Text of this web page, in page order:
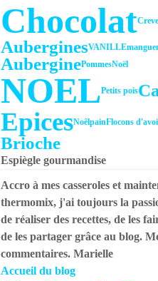
Chocolat
AuberginesVANILLEmangue
AuberginePommesNoël
NOELPetits pois
EpicesNoêlpainFlocons
Brioche
Espiègle gourmandise
Accro à mes casseroles et
thermomix, j'ai toujours la
de réaliser des recettes, de les
de les partager grâce au blog.
commentaires. Marielle
Accueil du blog